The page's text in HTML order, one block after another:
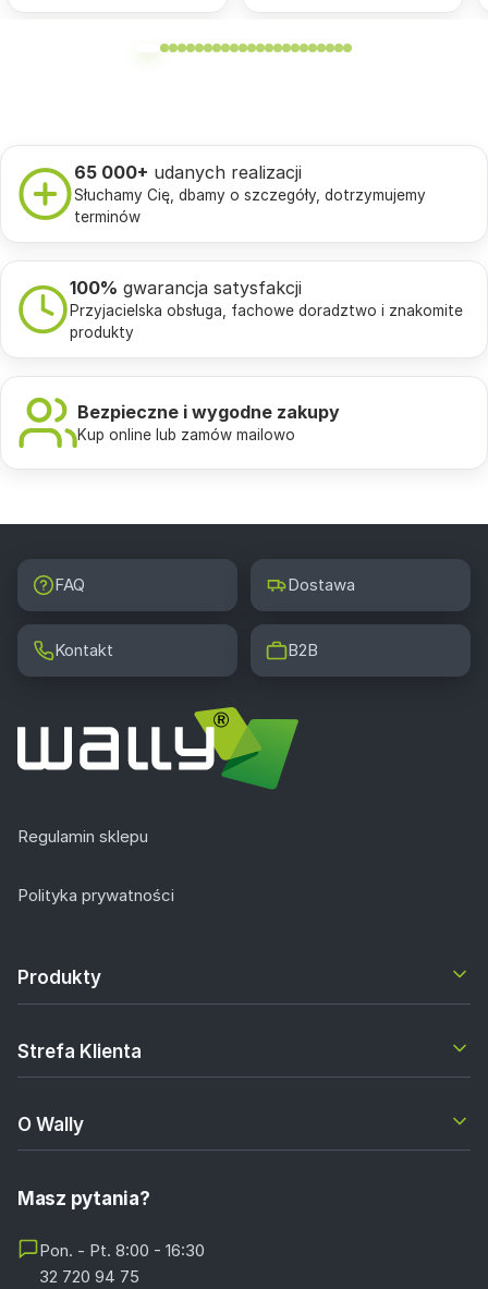
65 000+ udanych realizacji
Słuchamy Cię, dbamy o szczegóły, dotrzymujemy
terminów
100% gwarancja satysfakcji
Przyjacielska obsługa, fachowe doradztwo i znakomite
produkty
Bezpieczne i wygodne zakupy
Kup online lub zamów mailowo
FAQ Dostawa
Kontakt B2B
Regulamin sklepu
Polityka prywatności
Produkty
Strefa Klienta
O Wally
Masz pytania?
Pon. - Pt. 8:00 - 16:30
32 720 94 75